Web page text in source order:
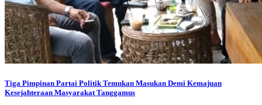
Tiga Pimpinan Partai Politik Temukan Masukan Demi Kemajuan
Kesejahteraan Masyarakat Tanggamus